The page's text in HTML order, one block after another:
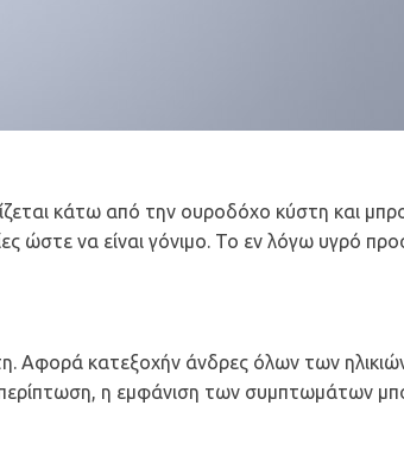
κάτω από την ουροδόχο κύστη και
ώστε να είναι γόνιμο. Το εν λόγω υγρό
κατεξοχήν άνδρες όλων των
η εμφάνιση των συμπτωμάτων